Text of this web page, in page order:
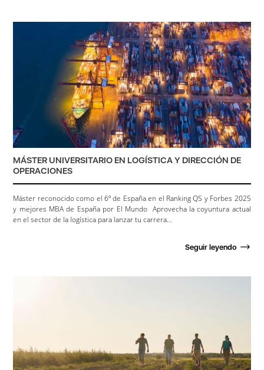
MÁSTER UNIVERSITARIO EN LOGÍSTICA Y DIRECCIÓN DE
OPERACIONES
Máster reconocido como el 6º de España en el Ranking QS y Forbes 2025
y mejores MBA de España por El Mundo Aprovecha la coyuntura actual
en el sector de la logística para lanzar tu carrera...
Seguir leyendo